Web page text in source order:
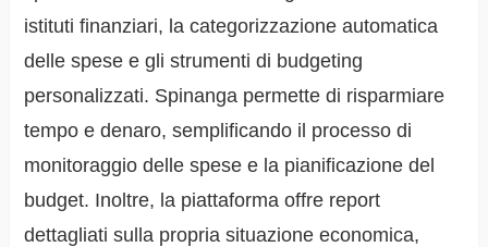
istituti finanziari, la categorizzazione automatica
delle spese e gli strumenti di budgeting
personalizzati. Spinanga permette di risparmiare
tempo e denaro, semplificando il processo di
monitoraggio delle spese e la pianificazione del
budget. Inoltre, la piattaforma offre report
dettagliati sulla propria situazione economica,